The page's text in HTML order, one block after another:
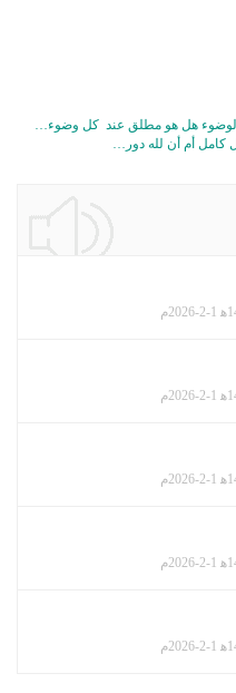
الوضوء هل هو مطلق عند كل وضوء…
أم أن لله دور…